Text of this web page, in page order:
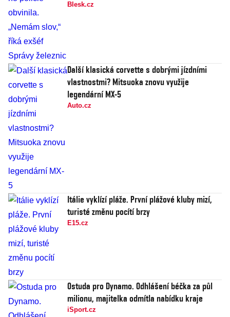
Blesk.cz
Další klasická corvette s dobrými jízdními
vlastnostmi? Mitsuoka znovu využije
legendární MX-5
Auto.cz
Itálie vyklízí pláže. První plážové kluby mizí,
turisté změnu pocítí brzy
E15.cz
Ostuda pro Dynamo. Odhlášení béčka za půl
milionu, majitelka odmítla nabídku kraje
iSport.cz